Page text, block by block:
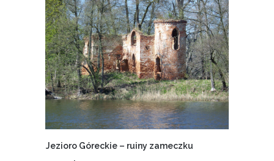
Jezioro Góreckie – ruiny zameczku